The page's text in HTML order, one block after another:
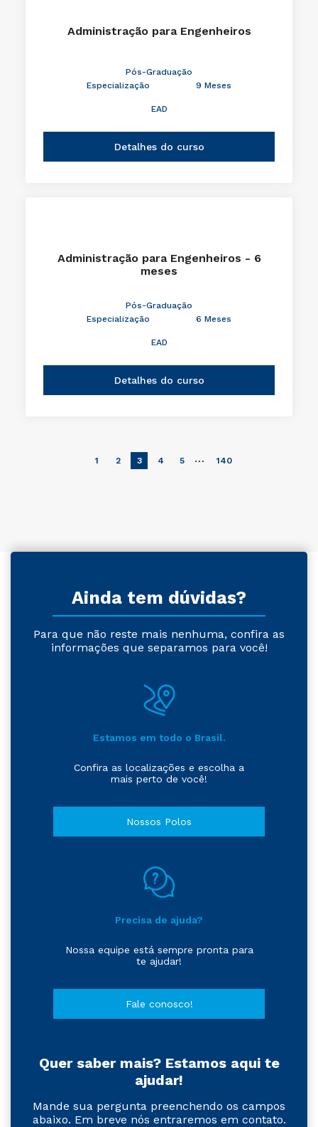
Administração para Engenheiros
Pós-Graduação
Especialização
9 Meses
EAD
Detalhes do curso
Administração para Engenheiros - 6
meses
Pós-Graduação
Especialização
6 Meses
EAD
Detalhes do curso
1 2 3 4 5 … 140
Ainda tem dúvidas?
Para que não reste mais nenhuma, confira as
informações que separamos para você!
Estamos em todo o Brasil.
Confira as localizações e escolha a
mais perto de você!
Nossos Polos
Precisa de ajuda?
Nossa equipe está sempre pronta para
te ajudar!
Fale conosco!
Quer saber mais? Estamos aqui te
ajudar!
Mande sua pergunta preenchendo os campos
abaixo. Em breve nós entraremos em contato.